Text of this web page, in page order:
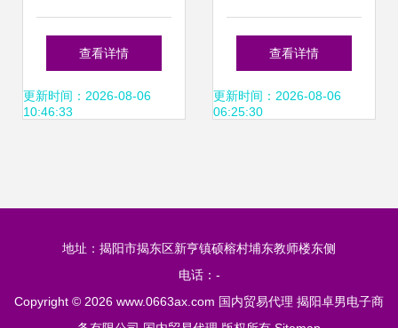
赢通讯产品代理加
盟新机遇
查看详情
更新时间：2026-08-06
10:46:33
布尔散货海运服务
销售、求购与贸易
查看详情
更新时间：2026-08-06
06:25:30
地址：揭阳市揭东区新亨镇硕榕村埔东教师楼东侧
电话：-
Copyright © 2026 www.0663ax.com 国内贸易代理 揭阳卓男电子商